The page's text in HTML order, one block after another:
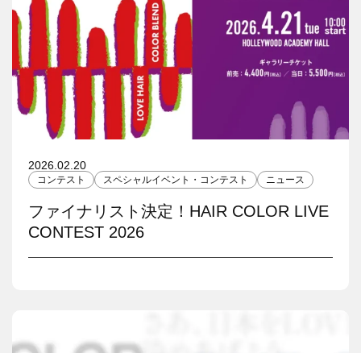
2026.02.20
コンテスト スペシャルイベント・コンテスト ニュース
ファイナリスト決定！HAIR COLOR LIVE
CONTEST 2026